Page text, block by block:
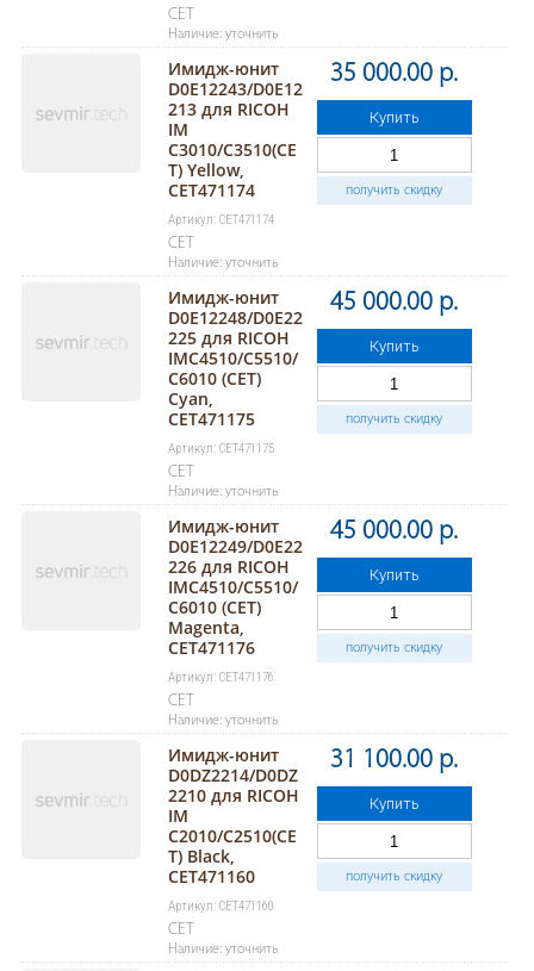
CET
Наличие: уточнить
Имидж-юнит
D0E12243/D0E12
213 для RICOH
IM
C3010/C3510(CE
T) Yellow,
CET471174
Артикул: CET471174
CET
Наличие: уточнить
35 000.00 р.
Купить
получить скидку
Имидж-юнит
D0E12248/D0E22
225 для RICOH
IMC4510/C5510/
C6010 (CET)
Cyan,
CET471175
Артикул: CET471175
CET
Наличие: уточнить
45 000.00 р.
Купить
получить скидку
Имидж-юнит
D0E12249/D0E22
226 для RICOH
IMC4510/C5510/
C6010 (CET)
Magenta,
CET471176
Артикул: CET471176
CET
Наличие: уточнить
45 000.00 р.
Купить
получить скидку
Имидж-юнит
D0DZ2214/D0DZ
2210 для RICOH
IM
C2010/C2510(CE
T) Black,
CET471160
Артикул: CET471160
CET
Наличие: уточнить
31 100.00 р.
Купить
получить скидку